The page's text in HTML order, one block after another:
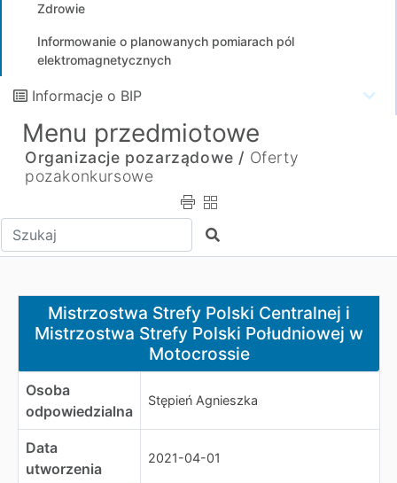
Zdrowie
Informowanie o planowanych pomiarach pól
elektromagnetycznych
Informacje o BIP
Menu przedmiotowe
Organizacje pozarządowe / Oferty
pozakonkursowe
Wpisz tekst do wyszukania Szukaj
Mistrzostwa Strefy Polski Centralnej i Mistrzostwa
Mistrzostwa Strefy Polski Centralnej i
Mistrzostwa Strefy Polski Południowej w
Motocrossie
Osoba
odpowiedzialna
Stępień Agnieszka
Data
utworzenia
2021-04-01